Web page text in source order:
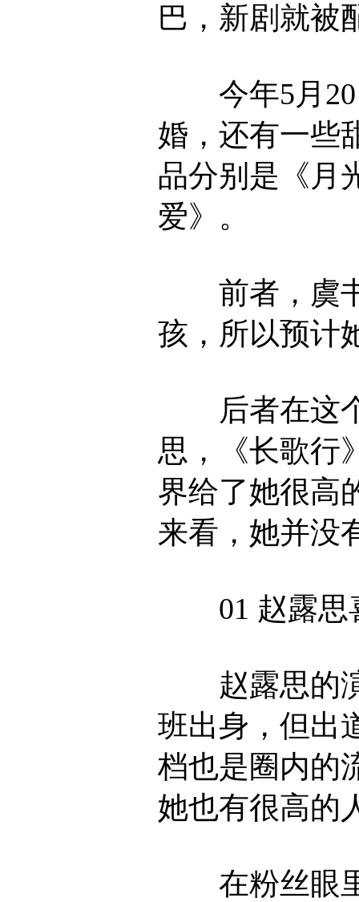
巴，新剧就被
今年5月20
婚，还有一些
品分别是《月
爱》。
前者，虞书
孩，所以预计
后者在这个
思，《长歌行
界给了她很高
来看，她并没
01 赵露思
赵露思的演
班出身，但出
档也是圈内的
她也有很高的
在粉丝眼里